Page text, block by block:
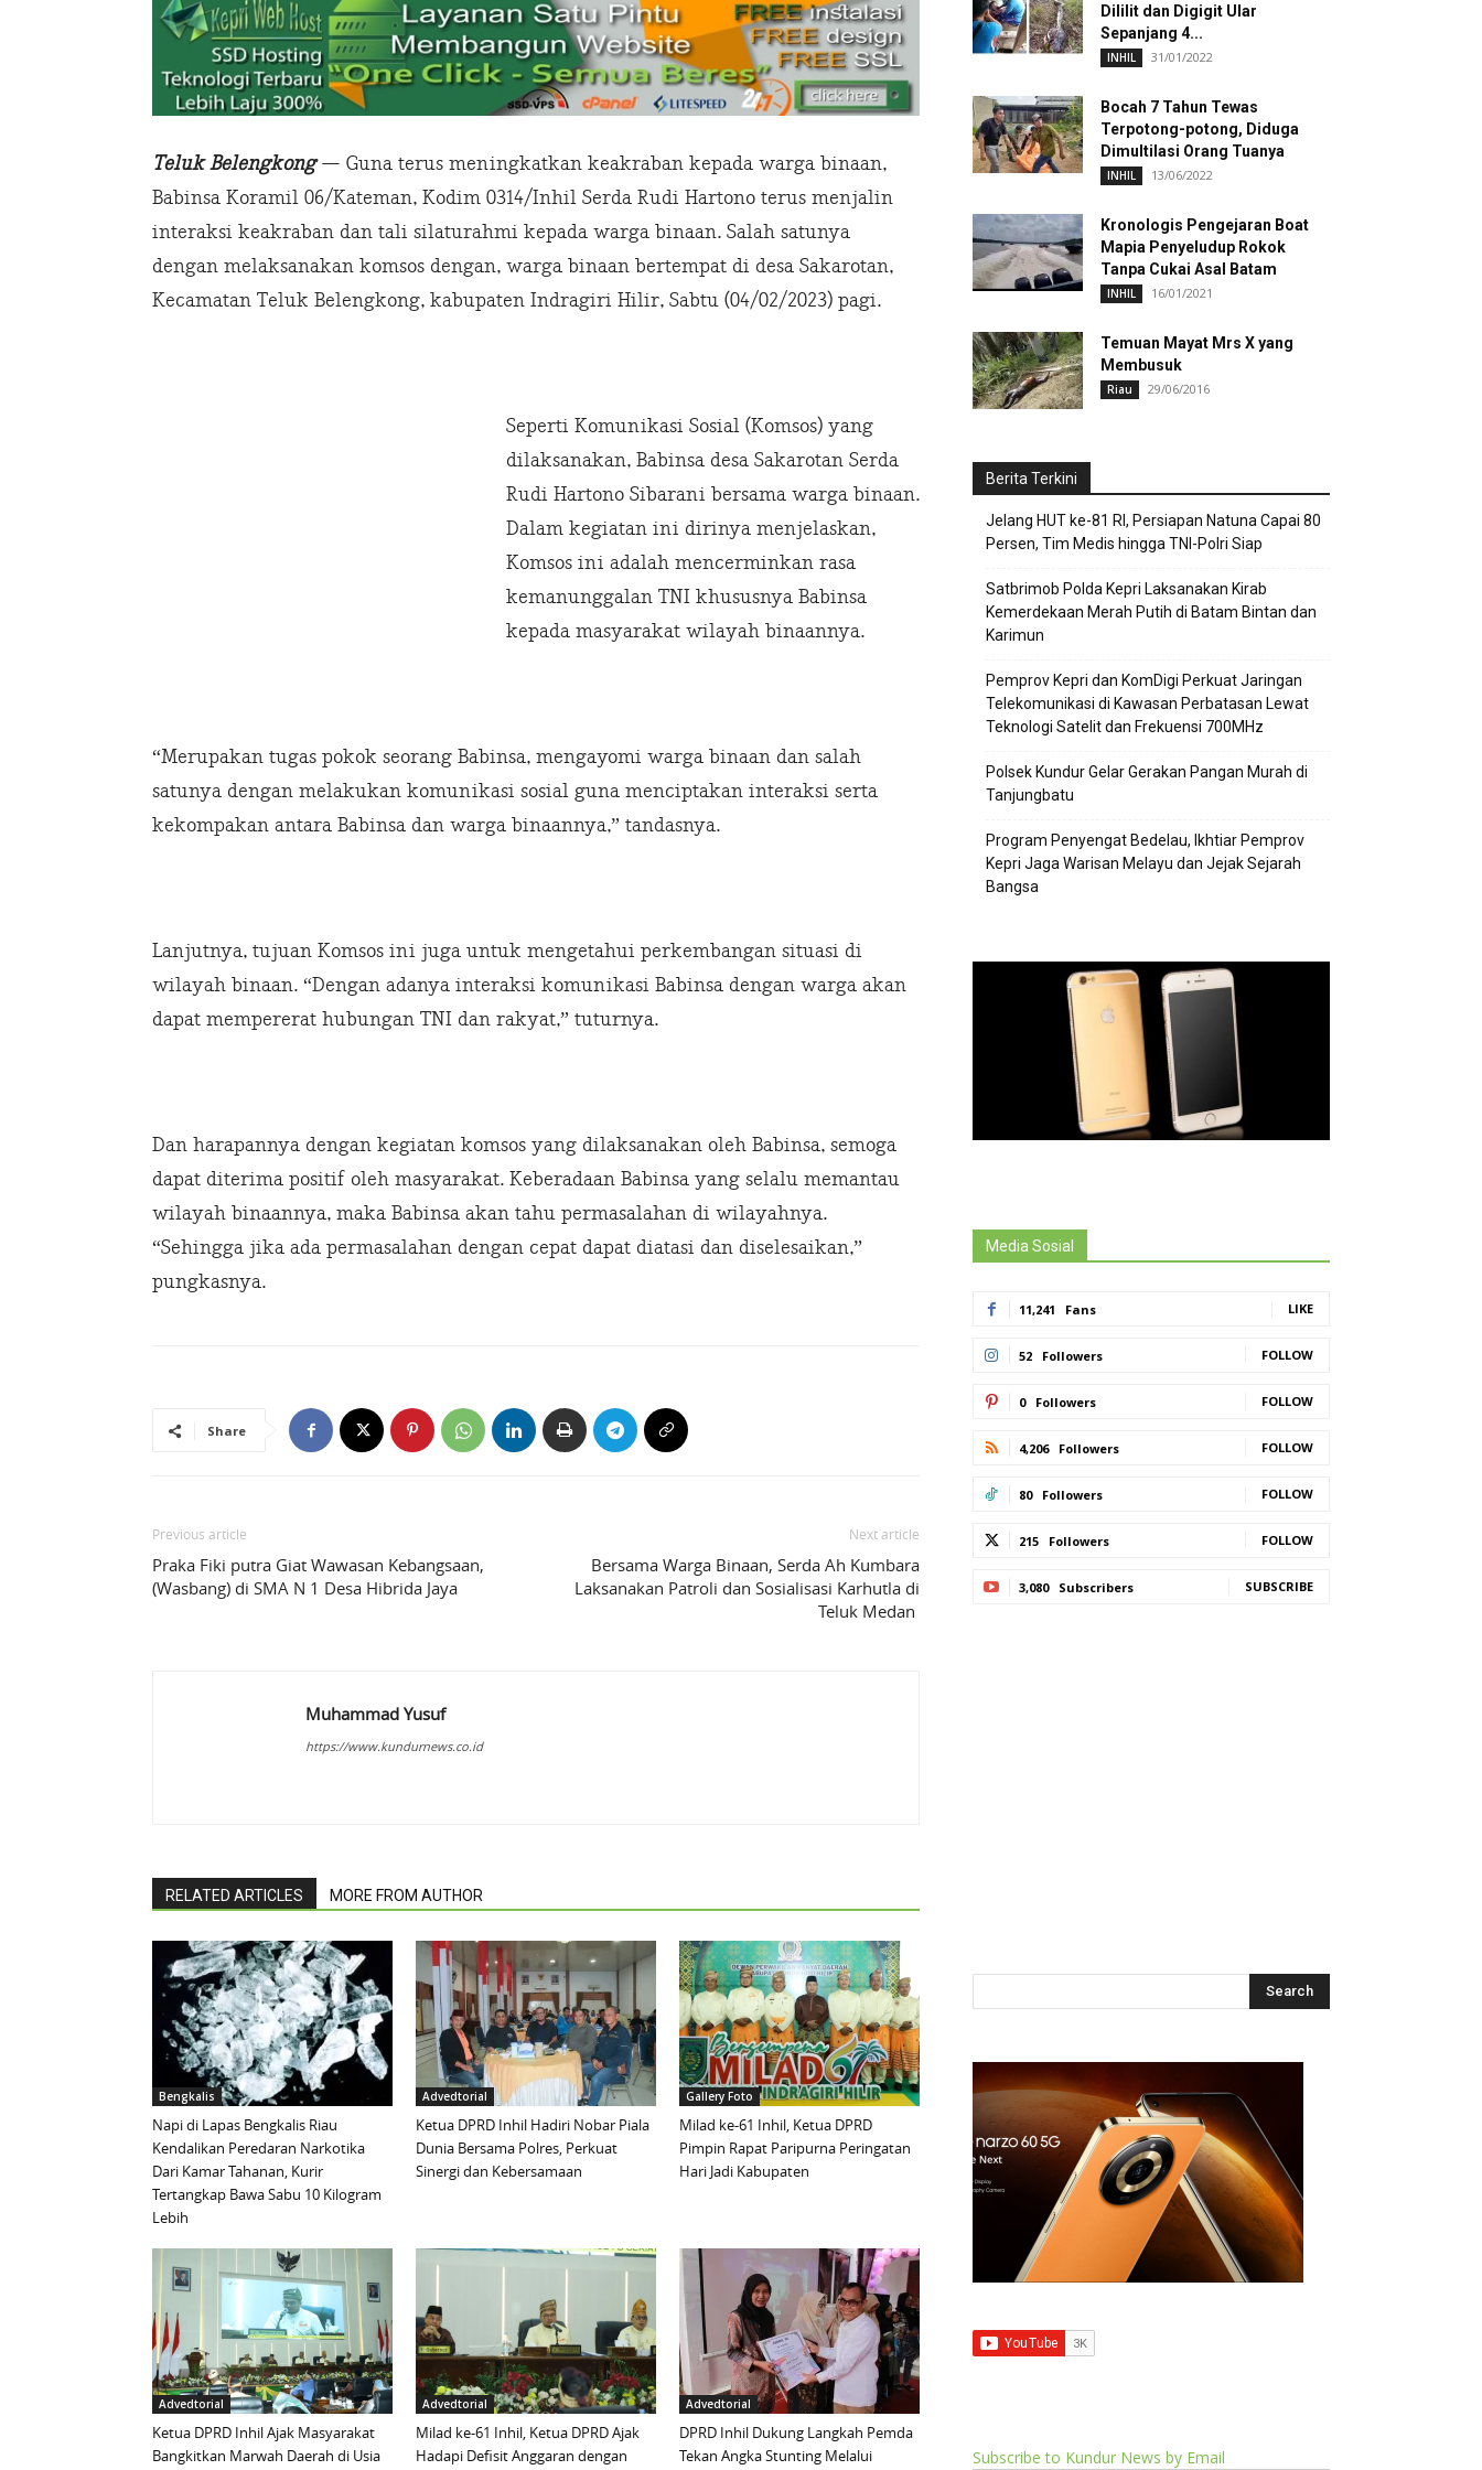
Teluk Belengkong— Guna terus meningkatkan keakraban kepada warga binaan,
Babinsa Koramil 06/Kateman, Kodim 0314/Inhil Serda Rudi Hartono terus menjalin
interaksi keakraban dan tali silaturahmi kepada warga binaan. Salah satunya
dengan melaksanakan komsos dengan, warga binaan bertempat di desa Sakarotan,
Kecamatan Teluk Belengkong, kabupaten Indragiri Hilir, Sabtu (04/02/2023) pagi.
Seperti Komunikasi Sosial (Komsos) yang
dilaksanakan, Babinsa desa Sakarotan Serda
Rudi Hartono Sibarani bersama warga binaan.
Dalam kegiatan ini dirinya menjelaskan,
Komsos ini adalah mencerminkan rasa
kemanunggalan TNI khususnya Babinsa
kepada masyarakat wilayah binaannya.
“Merupakan tugas pokok seorang Babinsa, mengayomi warga binaan dan salah
satunya dengan melakukan komunikasi sosial guna menciptakan interaksi serta
kekompakan antara Babinsa dan warga binaannya,” tandasnya.
Lanjutnya, tujuan Komsos ini juga untuk mengetahui perkembangan situasi di
wilayah binaan. “Dengan adanya interaksi komunikasi Babinsa dengan warga akan
dapat mempererat hubungan TNI dan rakyat,” tuturnya.
Dan harapannya dengan kegiatan komsos yang dilaksanakan oleh Babinsa, semoga
dapat diterima positif oleh masyarakat. Keberadaan Babinsa yang selalu memantau
wilayah binaannya, maka Babinsa akan tahu permasalahan di wilayahnya.
“Sehingga jika ada permasalahan dengan cepat dapat diatasi dan diselesaikan,”
pungkasnya.
Share
Previous article
Praka Fiki putra Giat Wawasan Kebangsaan,
(Wasbang) di SMA N 1 Desa Hibrida Jaya
Next article
Bersama Warga Binaan, Serda Ah Kumbara
Laksanakan Patroli dan Sosialisasi Karhutla di
Teluk Medan
Muhammad Yusuf
https://www.kundurnews.co.id
RELATED ARTICLES MORE FROM AUTHOR
Bengkalis
Napi di Lapas Bengkalis Riau
Kendalikan Peredaran Narkotika
Dari Kamar Tahanan, Kurir
Tertangkap Bawa Sabu 10 Kilogram
Lebih
Advedtorial
Ketua DPRD Inhil Hadiri Nobar Piala
Dunia Bersama Polres, Perkuat
Sinergi dan Kebersamaan
Gallery Foto
Milad ke-61 Inhil, Ketua DPRD
Pimpin Rapat Paripurna Peringatan
Hari Jadi Kabupaten
Advedtorial
Ketua DPRD Inhil Ajak Masyarakat
Bangkitkan Marwah Daerah di Usia
Advedtorial
Milad ke-61 Inhil, Ketua DPRD Ajak
Hadapi Defisit Anggaran dengan
Advedtorial
DPRD Inhil Dukung Langkah Pemda
Tekan Angka Stunting Melalui
Dililit dan Digigit Ular
Sepanjang 4...
INHIL 31/01/2022
Bocah 7 Tahun Tewas
Terpotong-potong, Diduga
Dimultilasi Orang Tuanya
INHIL 13/06/2022
Kronologis Pengejaran Boat
Mapia Penyeludup Rokok
Tanpa Cukai Asal Batam
INHIL 16/01/2021
Temuan Mayat Mrs X yang
Membusuk
Riau 29/06/2016
Berita Terkini
Jelang HUT ke-81 RI, Persiapan Natuna Capai 80
Persen, Tim Medis hingga TNI-Polri Siap
Satbrimob Polda Kepri Laksanakan Kirab
Kemerdekaan Merah Putih di Batam Bintan dan
Karimun
Pemprov Kepri dan KomDigi Perkuat Jaringan
Telekomunikasi di Kawasan Perbatasan Lewat
Teknologi Satelit dan Frekuensi 700MHz
Polsek Kundur Gelar Gerakan Pangan Murah di
Tanjungbatu
Program Penyengat Bedelau, Ikhtiar Pemprov
Kepri Jaga Warisan Melayu dan Jejak Sejarah
Bangsa
Media Sosial
11,241 Fans LIKE
52 Followers FOLLOW
0 Followers FOLLOW
4,206 Followers FOLLOW
80 Followers FOLLOW
215 Followers FOLLOW
3,080 Subscribers SUBSCRIBE
Subscribe to Kundur News by Email